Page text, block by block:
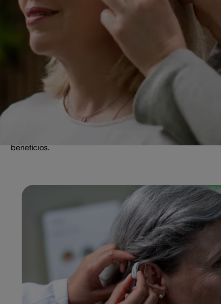
a importância do seu uso.
Benefícios do aparelho
auditivo
O uso do aparelho auditivo traz inúmeros benefícios para
idosos, melhorando seu convívio social, seu lazer e suas
atividades de rotina. Trouxemos alguns de seus principais
benefícios.